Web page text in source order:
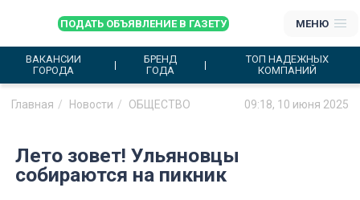
ПОДАТЬ ОБЪЯВЛЕНИЕ В ГАЗЕТУ МЕНЮ
ВАКАНСИИ
ГОРОДА
БРЕНД
ГОДА
ТОП НАДЕЖНЫХ
КОМПАНИЙ
Главная Новости ОБЩЕСТВО 09:18, 10 июня 2025
Лето зовет! Ульяновцы
собираются на пикник